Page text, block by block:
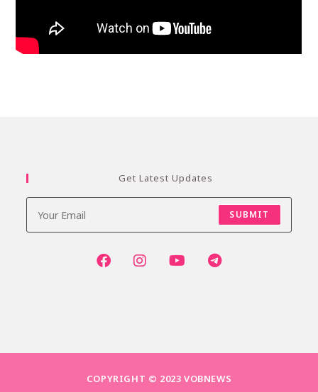
Get Latest Updates
SUBMIT
COPYRIGHT © 2023 VOBNEWS